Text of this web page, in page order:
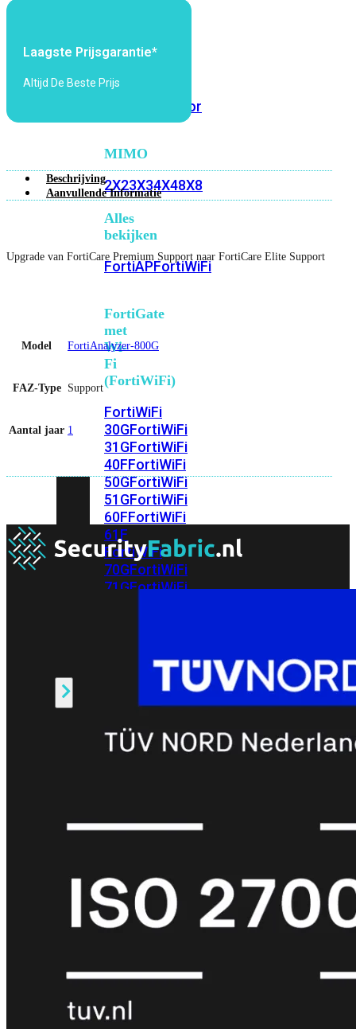
Fi
Omgeving
Outdoor
MIMO
2X23X34X48X8
Alles
bekijken
FortiAPFortiWiFi
FortiGate
met
Wi-
Fi
(FortiWiFi)
FortiWiFi
30GFortiWiFi
31GFortiWiFi
40FFortiWiFi
50GFortiWiFi
51GFortiWiFi
60FFortiWiFi
61F
FortiWiFi
70GFortiWiFi
71GFortiWiFi
Licenties
bekijken
FortiCare
Elite
FortiCare
Upgrades
FortiCare
1
Laagste Prijsgarantie*
Altijd De Beste Prijs
Beschrijving
Aanvullende Informatie
Upgrade van FortiCare Premium Support naar FortiCare Elite Support
Model FortiAnalyzer-800G
FAZ-Type Support
Aantal jaar 1